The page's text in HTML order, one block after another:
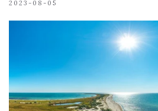
2023-08-05